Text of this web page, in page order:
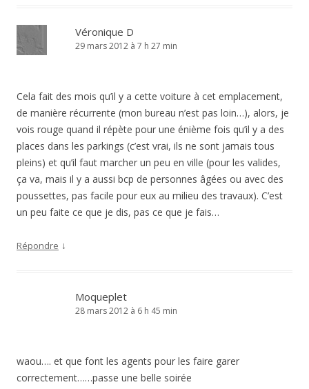
Véronique D
29 mars 2012 à 7 h 27 min
Cela fait des mois qu’il y a cette voiture à cet emplacement,
de manière récurrente (mon bureau n’est pas loin…), alors, je
vois rouge quand il répète pour une énième fois qu’il y a des
places dans les parkings (c’est vrai, ils ne sont jamais tous
pleins) et qu’il faut marcher un peu en ville (pour les valides,
ça va, mais il y a aussi bcp de personnes âgées ou avec des
poussettes, pas facile pour eux au milieu des travaux). C’est
un peu faite ce que je dis, pas ce que je fais…
Répondre ↓
Moqueplet
28 mars 2012 à 6 h 45 min
waou…. et que font les agents pour les faire garer
correctement……passe une belle soirée